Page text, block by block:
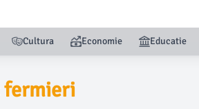
Cultura Economie Educatie
fermieri